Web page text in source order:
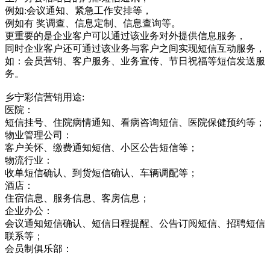
例如:会议通知、紧急工作安排等，
例如有 奖调查、信息定制、信息查询等。
更重要的是企业客户可以通过该业务对外提供信息服务，
同时企业客户还可通过该业务与客户之间实现短信互动服务，
如：会员营销、客户服务、业务宣传、节日祝福等短信发送服
务。
乡宁彩信营销用途:
医院：
短信挂号、住院病情通知、看病咨询短信、医院保健预约等；
物业管理公司：
客户关怀、缴费通知短信、小区公告短信等；
物流行业：
收单短信确认、到货短信确认、车辆调配等；
酒店：
住宿信息、服务信息、客房信息；
企业办公：
会议通知短信确认、短信日程提醒、公告订阅短信、招聘短信
联系等；
会员制俱乐部：